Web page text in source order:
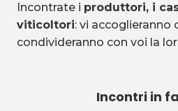
Incontrate i produttori, i
viticoltori: vi accoglieranno
condivideranno con voi la
Incontri in